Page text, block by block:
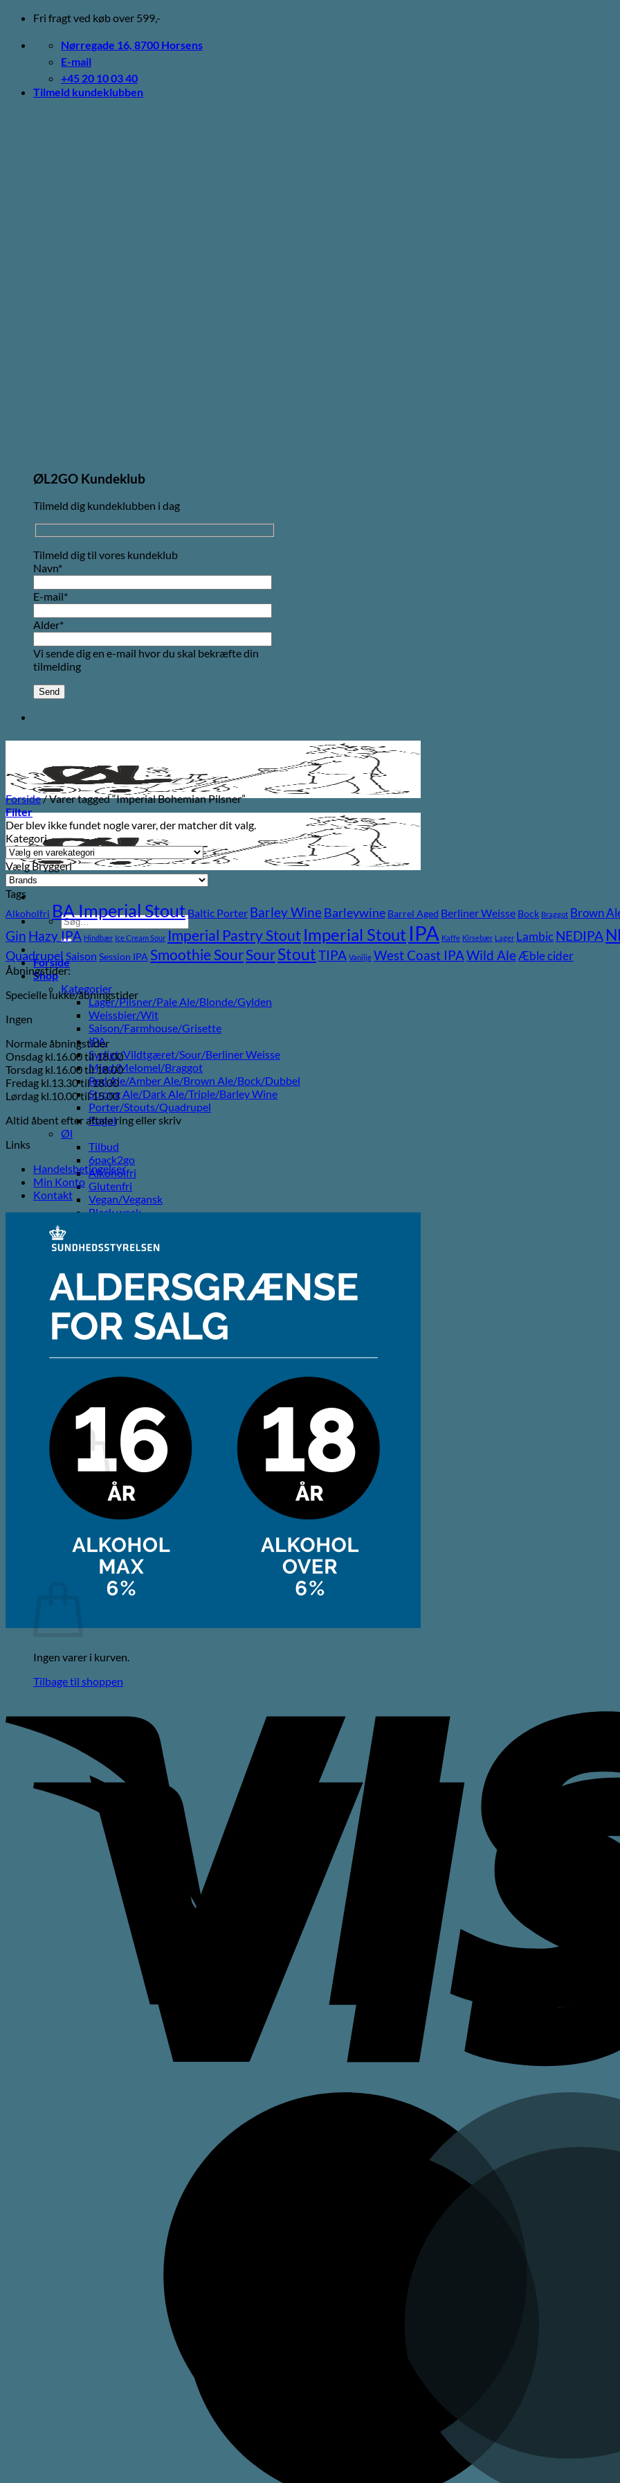
Fortsæt
indhold
Fri fragt ved køb over 599,-
Nørregade 16, 8700 Horsens
E-mail
+45 20 10 03 40
Tilmeld kundeklubben
ØL2GO Kundeklub
Tilmeld dig kundeklubben i dag
Tilmeld dig til vores kundeklub
Navn*
E-mail*
Alder*
Vi sende dig en e-mail hvor du skal bekræfte din
tilmelding
Søg
efter:
Forside
Shop
Kategorier
Lager/Pilsner/Pale Ale/Blonde/Gylden
Weissbier/Wit
Saison/Farmhouse/Grisette
IPA
Syrligt/Vildtgæret/Sour/Berliner Weisse
Mjød/Melomel/Braggot
Red Ale/Amber Ale/Brown Ale/Bock/Dubbel
Strong Ale/Dark Ale/Triple/Barley Wine
Porter/Stouts/Quadrupel
Røgøl
Øl
Tilbud
6pack2go
Alkoholfri
Glutenfri
Vegan/Vegansk
Black week
Andet
Cider
Likør
Most og Sodavand
Chips
Diverse
Gaveæsker og indpakning
Glas
Om ØL2GO
Kontakt
Kurv /
0,00kr.
Ingen varer i kurven.
Ingen varer i kurven.
Tilbage til shoppen
Forside/Varer tagged “Imperial Bohemian Pilsner”
Filter
Der blev ikke fundet nogle varer, der matcher dit valg.
Kategori
Vælg Bryggeri
Tags
Alkoholfri BA Imperial StoutBaltic Porter Barley Wine Barleywine Barrel Aged Berliner Weisse Bock Braggot Brown
Gin Hazy IPA Hindbær Ice Cream Sour Imperial Pastry Stout Imperial Stout IPA Kaffe Kirsebær Lager LambicNEDIPA
Quadrupel Saison Session IPA Smoothie SourSourStoutTIPA Vanilje West Coast IPAWild AleÆble cider
Åbningstider:
Specielle lukke/åbningstider
Ingen
Normale åbningstider
Onsdag kl.16.00 til 18.00
Torsdag kl.16.00 til 18.00
Fredag kl.13.30 til 18.00
Lørdag kl.10.00 til 15.00
Altid åbent efter aftale ring eller skriv
Links
Handelsbetingelser
Min Konto
Kontakt